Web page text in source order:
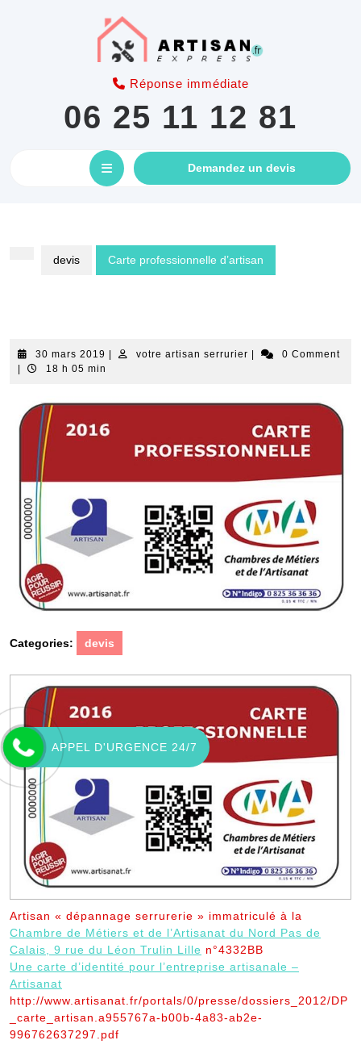
Réponse immédiate
06 25 11 12 81
Open
Demandez un devis
AN
devis Carte professionnelle d’artisan
30 mars 2019 30
votre artisan serrurier votre
0 Comment
18 h 05 min
Categories: devis
Artisan « dépannage serrurerie » immatriculé à la
Chambre de Métiers et de l’Artisanat du Nord Pas de
Calais, 9 rue du Léon Trulin Lille n°4332BB
Une carte d’identité pour l’entreprise artisanale –
Artisanat
http://www.artisanat.fr/portals/0/presse/dossiers_2012/DP
_carte_artisan.a955767a-b00b-4a83-ab2e-
996762637297.pdf
APPEL D'URGENCE 24/7